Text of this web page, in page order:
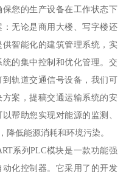
您的生产设备在工作状态下
无论是商用大楼、写字楼还
智能化的建筑管理系统，实
的集中控制和优化管理。交
轨道交通信号设备，我们可
案，提稿交通运输系统的安
帮助您实现对能源的监测、
降低能源消耗和环境污染。
列PLC模块是一款功能强
化控制器。它采用了的开发